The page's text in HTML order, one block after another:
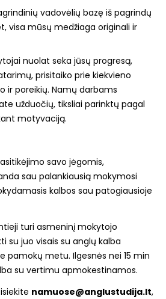
vadovėlių bazę iš pagrindų
visa mūsų medžiaga originali ir
nuolat seka jūsų progresą,
prisitaiko prie kiekvieno
ir poreikių. Namų darbams
užduočių, tiksliai parinktų pagal
motyvaciją.
savo jėgomis,
sau palankiausią mokymosi
kalbos sau patogiausioje
turi asmeninį mokytojo
su juo visais su anglų kalba
pamokų metu. Ilgesnės nei 15 min
su vertimu apmokestinamos.
namuose@anglustudija.lt,